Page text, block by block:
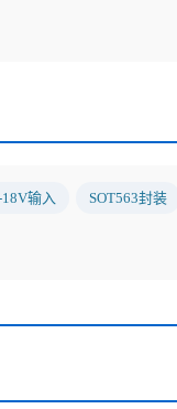
18V输入 SOT563封装